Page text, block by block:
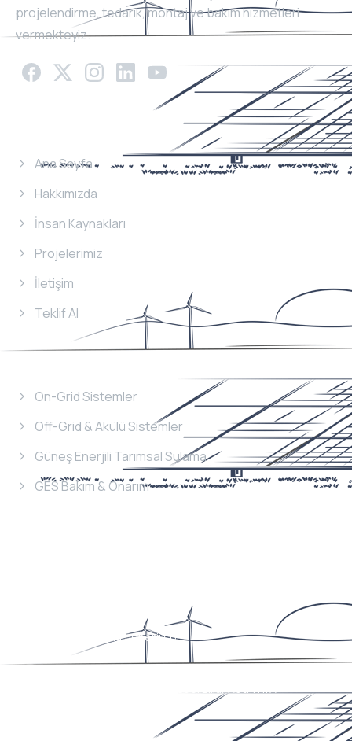
projelendirme, tedarik, montaj ve bakım hizmetleri
vermekteyiz.
Ana Sayfa
Hakkımızda
İnsan Kaynakları
Projelerimiz
İletişim
Teklif Al
On-Grid Sistemler
Off-Grid & Akülü Sistemler
Güneş Enerjili Tarımsal Sulama
GES Bakım & Onarım
info@magnumenerji.com
Erciyesevler Mah. Billur Cad. Billur Apt. 111/A